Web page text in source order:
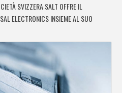
SVIZZERA SALT OFFRE IL
ELECTRONICS INSIEME AL SUO